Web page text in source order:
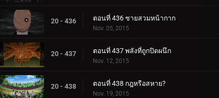
20 - 436 ตอนที่ 436 ชายสวมหน้ากาก
Nov. 05, 2015
20 - 437 ตอนที่ 437 พลังที่ถูกปิดผนึก
Nov. 12, 2015
20 - 438 ตอนที่ 438 กฎหรือสหาย?
Nov. 19, 2015